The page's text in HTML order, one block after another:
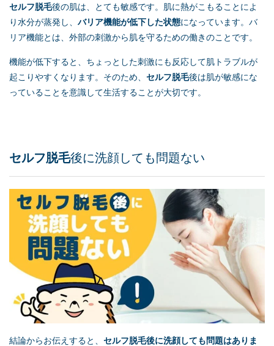
セルフ脱毛後の肌は、とても敏感です。肌に熱がこもることによ
り水分が蒸発し、 バリア機能が低下した状態になっています。バ
リア機能とは、外部の刺激から肌を守るための働きのことです。
機能が低下すると、ちょっとした刺激にも反応して肌トラブルが
起こりやすくなります。そのため、 セルフ脱毛後は肌が敏感にな
っていることを意識して生活することが大切です。
セルフ脱毛後に洗顔しても問題ない
結論からお伝えすると、 セルフ脱毛後に洗顔しても問題はありま